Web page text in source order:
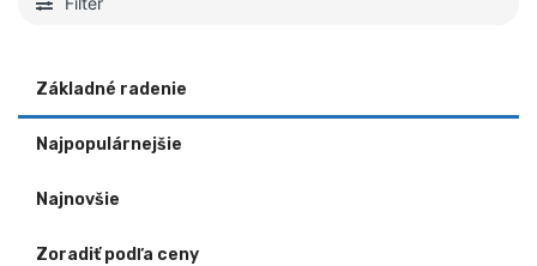
Základné radenie
Najpopulárnejšie
Najnovšie
Zoradiť podľa ceny